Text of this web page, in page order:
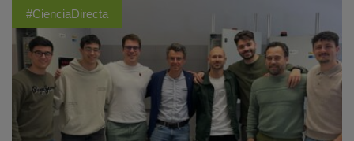
#CienciaDirecta